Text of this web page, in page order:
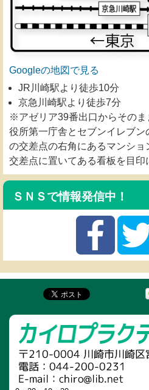
Googleの地図で見る
JR川崎駅より徒歩10分
京急川崎駅より徒歩7分
※アゼリア39番出口からその
役所第一庁舎とセブンイレブ
の交差点の右角にあるマンショ
交差点に置いてある看板を目印
ＳＮＳで情報発信中！